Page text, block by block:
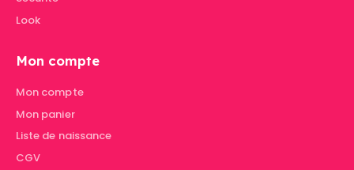
Look
Mon compte
Mon compte
Mon panier
Liste de naissance
CGV